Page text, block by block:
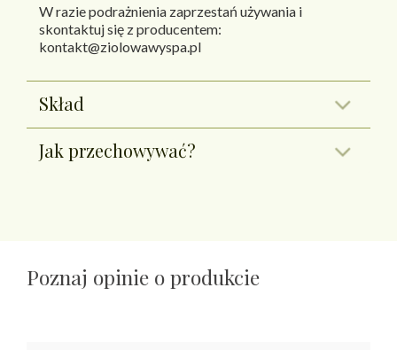
W razie podrażnienia zaprzestań używania i
skontaktuj się z producentem:
kontakt@ziolowawyspa.pl
Skład
Jak przechowywać?
Poznaj opinie o produkcie